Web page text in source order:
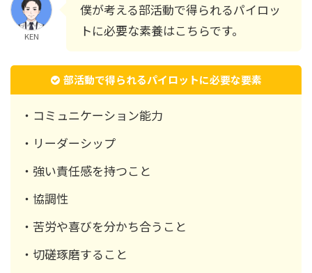
KEN
僕が考える部活動で得られるパイロッ
トに必要な素養はこちらです。
部活動で得られるパイロットに必要な要素
・コミュニケーション能力
・リーダーシップ
・強い責任感を持つこと
・協調性
・苦労や喜びを分かち合うこと
・切磋琢磨すること